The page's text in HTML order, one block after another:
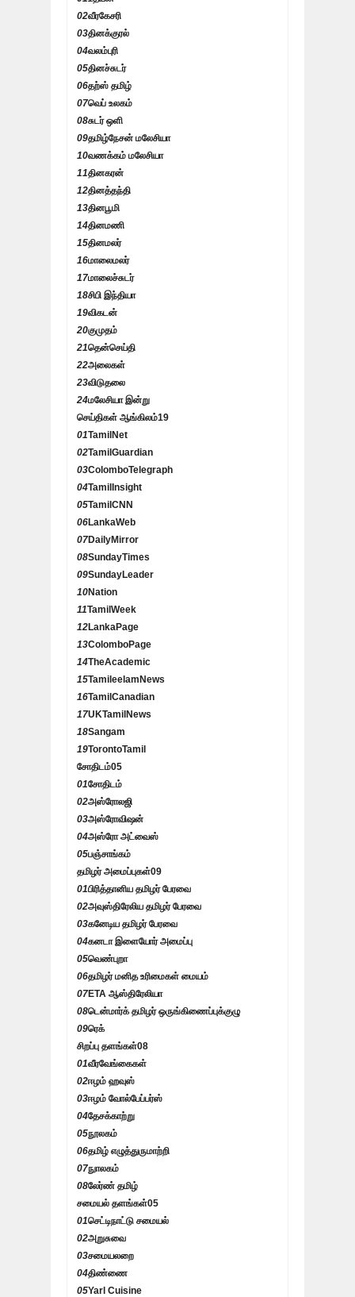
02வீரகேசரி
03தினக்குரல்
04வலம்புரி
05தினச்சுடர்
06தற்ஸ் தமிழ்
07வெப் உலகம்
08சுடர் ஒளி
09தமிழ்நேசன் மலேசியா
10வணக்கம் மலேசியா
11தினகரன்
12தினத்தந்தி
13தினபூமி
14தினமணி
15தினமலர்
16மாலைமலர்
17மாலைச்சுடர்
18சிபி இந்தியா
19விகடன்
20குமுதம்
21தென்செய்தி
22அலைகள்
23விடுதலை
24மலேசியா இன்று
செய்திகள் ஆங்கிலம்19
01TamilNet
02TamilGuardian
03ColomboTelegraph
04TamilInsight
05TamilCNN
06LankaWeb
07DailyMirror
08SundayTimes
09SundayLeader
10Nation
11TamilWeek
12LankaPage
13ColomboPage
14TheAcademic
15TamileelamNews
16TamilCanadian
17UKTamilNews
18Sangam
19TorontoTamil
சோதிடம்05
01சோதிடம்
02அஸ்ரோலஜி
03அஸ்ரோவிஷன்
04அஸ்ரோ அட்வைஸ்
05பஞ்சாங்கம்
தமிழர் அமைப்புகள்09
01பிரித்தானிய தமிழர் பேரவை
02அவுஸ்திரேலிய தமிழர் பேரவை
03கனேடிய தமிழர் பேரவை
04கனடா இளையோர் அமைப்பு
05வெண்புறா
06தமிழர் மனித உரிமைகள் மையம்
07ETA ஆஸ்திரேலியா
08டென்மார்க் தமிழர் ஒருங்கிணைப்புக்குழு
09ரெக்
சிறப்பு தளங்கள்08
01வீரவேங்கைகள்
02ஈழம் ஹவுஸ்
03ஈழம் வோல்பேப்பர்ஸ்
04தேசக்காற்று
05நூலகம்
06தமிழ் எழுத்துருமாற்றி
07நுாலகம்
08லேர்ண் தமிழ்
சமையல் தளங்கள்05
01செட்டிநாட்டு சமையல்
02அறுசுவை
03சமையலறை
04திண்ணை
05Yarl Cuisine